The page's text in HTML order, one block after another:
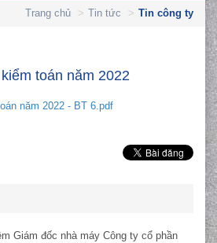
Trang chủ Tin tức Tin công ty
toán năm 2022
năm 2022 - BT 6.pdf
Giám đốc nhà máy Công ty cổ phần